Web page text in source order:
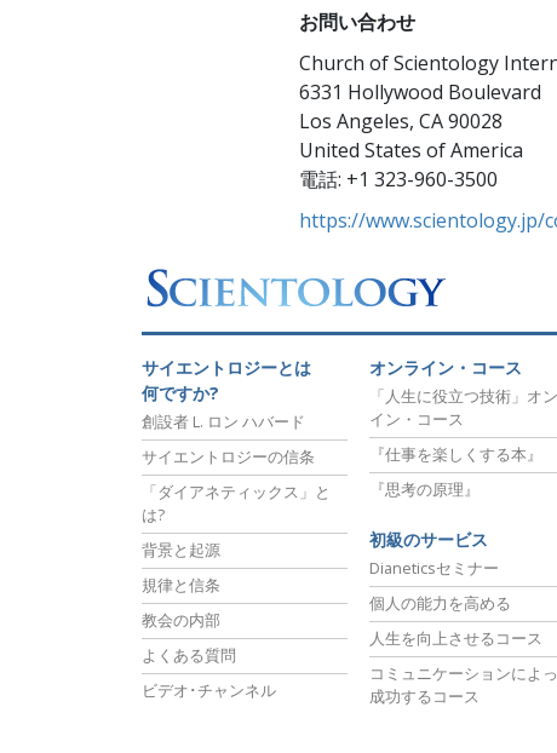
サイエントロジストに会い
教会の内部
サイエントロジーの基本原
ダイアネティックスの紹介
偉大さとは何か?
お問い合わせ
Church of Scientology
6331 Hollywood Boulevard
Los Angeles, CA 90028
United States of America
電話: +1 323-960-3500
https://www.scientology.jp/
サイエントロジーとは
何ですか?
創設者 L. ロン ハバード
サイエントロジーの信条
「ダイアネティックス」と
は?
背景と起源
規律と信条
教会の内部
よくある質問
ビデオ･チャンネル
オンライン・コース
「人生に役立つ技術」オ
イン・コース
『仕事を楽しくする本』
『思考の原理』
初級のサービス
Dianeticsセミナー
個人の能力を高める
人生を向上させるコース
コミュニケーションによ
成功するコース